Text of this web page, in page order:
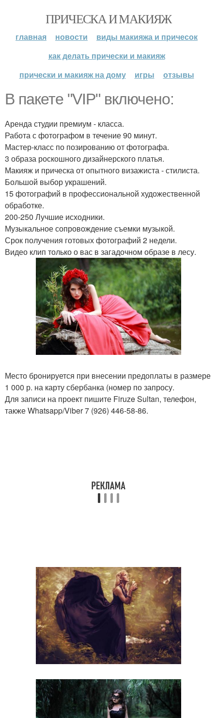
ПРИЧЕСКА И МАКИЯЖ
главная новости
виды макияжа и причесок
как делать прически и макияж
прически и макияж на дому
игры отзывы
В пакете "VIP" включено:
Аренда студии премиум - класса.
Работа с фотографом в течение 90 минут.
Мастер-класс по позированию от фотографа.
3 образа роскошного дизайнерского платья.
Макияж и прическа от опытного визажиста - стилиста.
Большой выбор украшений.
15 фотографий в профессиональной художественной
обработке.
200-250 Лучшие исходники.
Музыкальное сопровождение съемки музыкой.
Срок получения готовых фотографий 2 недели.
Видео клип только о вас в загадочном образе в лесу.
Место бронируется при внесении предоплаты в размере
1 000 р. на карту сбербанка (номер по запросу.
Для записи на проект пишите Firuze Sultan, телефон,
также Whatsapp/Viber 7 (926) 446-58-86.